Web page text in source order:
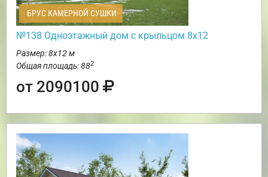
БРУС КАМЕРНОЙ СУШКИ
№138 Одноэтажный дом с крыльцом 8х12
Размер: 8х12 м
Общая площадь: 882
от 2090100